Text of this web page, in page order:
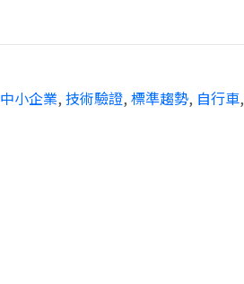
中小企業, 技術驗證, 標準趨勢, 自行車,